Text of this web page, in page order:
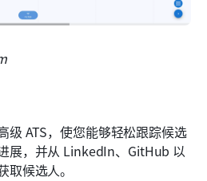
级 ATS，使您能够轻松跟踪候选
展，并从 LinkedIn、GitHub 以
候选人。